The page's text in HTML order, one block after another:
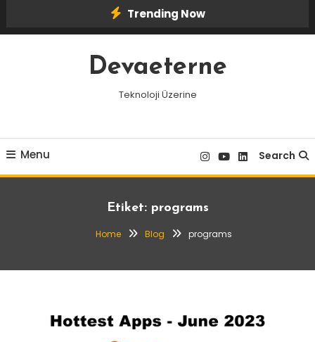
Trending Now
Devaeterne
Teknoloji Üzerine
Menu Search
Etiket: programs
Home Blog programs